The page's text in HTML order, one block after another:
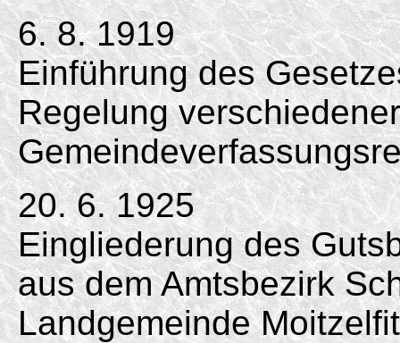
6. 8. 1919
Einführung des
Regelung
20. 6. 1925
Eingliederung des
aus dem Amtsbezirk
Landgemeinde